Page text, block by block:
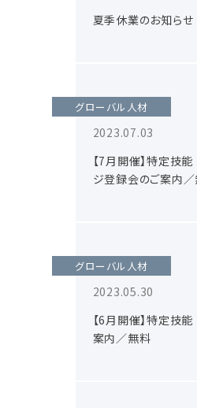
夏季休業のお知らせ
グローバル人材
2023.07.03
【7月開催】特定技
ジ登録会のご案内
グローバル人材
2023.05.30
【6月開催】特定技
案内／無料